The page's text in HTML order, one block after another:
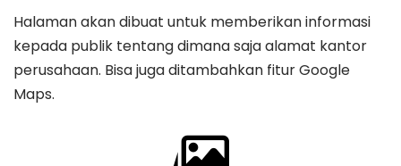
Halaman akan dibuat untuk memberikan informasi
kepada publik tentang dimana saja alamat kantor
perusahaan. Bisa juga ditambahkan fitur Google
Maps.